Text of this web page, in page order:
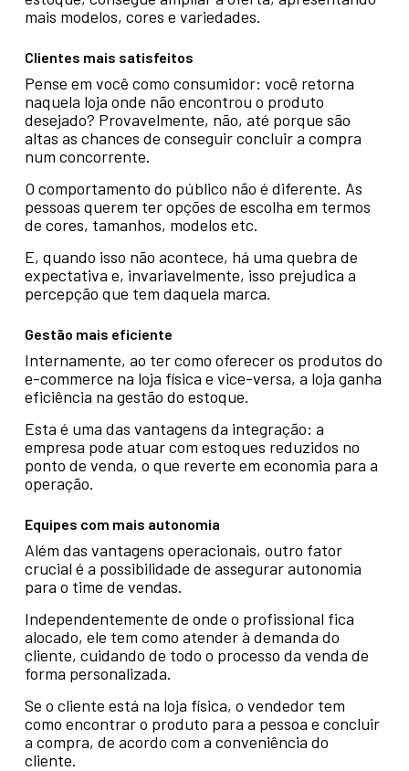
mais modelos, cores e variedades.
Clientes mais satisfeitos
Pense em você como consumidor: você retorna
naquela loja onde não encontrou o produto
desejado? Provavelmente, não, até porque são
altas as chances de conseguir concluir a compra
num concorrente.
O comportamento do público não é diferente. As
pessoas querem ter opções de escolha em termos
de cores, tamanhos, modelos etc.
E, quando isso não acontece, há uma quebra de
expectativa e, invariavelmente, isso prejudica a
percepção que tem daquela marca.
Gestão mais eficiente
Internamente, ao ter como oferecer os produtos do
e-commerce na loja física e vice-versa, a loja ganha
eficiência na gestão do estoque.
Esta é uma das vantagens da integração: a
empresa pode atuar com estoques reduzidos no
ponto de venda, o que reverte em economia para a
operação.
Equipes com mais autonomia
Além das vantagens operacionais, outro fator
crucial é a possibilidade de assegurar autonomia
para o time de vendas.
Independentemente de onde o profissional fica
alocado, ele tem como atender à demanda do
cliente, cuidando de todo o processo da venda de
forma personalizada.
Se o cliente está na loja física, o vendedor tem
como encontrar o produto para a pessoa e concluir
a compra, de acordo com a conveniência do
cliente.